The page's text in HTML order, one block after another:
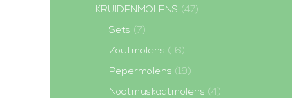
KRUIDENMOLENS (47)
Sets (7)
Zoutmolens (16)
Pepermolens (19)
Nootmuskaatmolens (4)